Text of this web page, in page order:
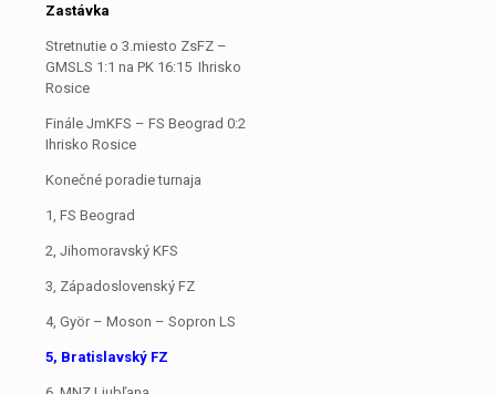
Zastávka
Stretnutie o 3.miesto ZsFZ –
GMSLS 1:1 na PK 16:15 Ihrisko
Rosice
Finále JmKFS – FS Beograd 0:2
Ihrisko Rosice
Konečné poradie turnaja
1, FS Beograd
2, Jihomoravský KFS
3, Západoslovenský FZ
4, Györ – Moson – Sopron LS
5, Bratislavský FZ